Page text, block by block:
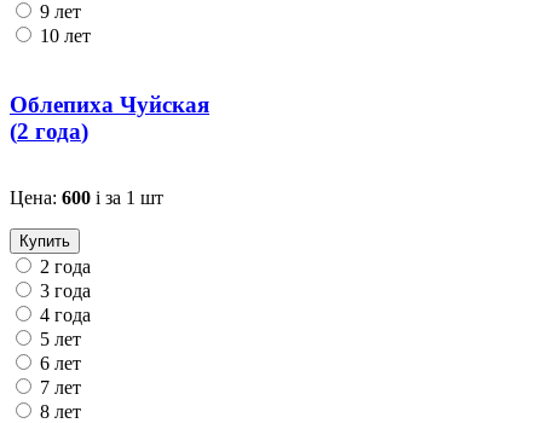
9 лет
10 лет
Облепиха Чуйская
(2 года)
Цена: 600 i за 1 шт
Купить
2 года
3 года
4 года
5 лет
6 лет
7 лет
8 лет